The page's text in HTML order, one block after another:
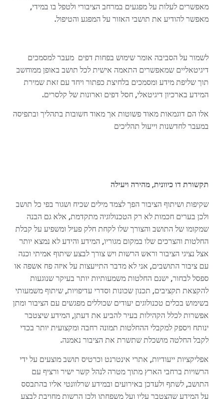
מאפשרים לעלות על מפגעים במרחב הציבורי ולטפל בו במידי,
מאפשר להודיע את תושבי האזור על המפגע והטיפול.
לשמור על הסביבה אומר שימוש בפחות דפים מעבר למסמכים
דיגיטאליים שמאפשרים התאמה אישית לכל תושב באופן ממוחשב
תוך שליפת מידע ומסמכים בלחיצת כפתור ויחד עם זאת שמירת
המידע בארכיון דיגיטאלי, חסל דפים וארונות של קלסרים.
אלו הם דוגמאות מאוד פשוטות אך מאוד חשובות בתהליך ובתפיסה
במעבר לחדשנות וייעול תהליכים
תקשורת דו כיוונית, מהירה ויעילה
שקיפות ושיתוף הציבור הפך לצמד מילים שכיח ושגור בפי כל תושב
ולכן בערים חכמות לא רק הטכנולוגיה מתקדמת, אלא גם הבנה
שמקומו של התושב והצורך שלו לקחת חלק פעיל ומשפיע על קבלת
החלטות והצרכים שלו במקום מגוריו, המידע והידע לא נמצא יותר
אצל נציגי הציבור וראש הרשות ויש צורך לבצע שיתוף אמיתי וכנה
עם ציבור התושבים, אני לא מדבר התייעצות על איזה פח אשפה או
ספסל לבחור, ישנם החלטות משמעותיות יותר בעיקר שנוגעות
להקצאת תקציבים, תכנון שכונות וסדרי עדיפויות, שיתוף משמעותי
בשימוש בכלים טכנולוגים יעודים שכוללים מפגשים עם הציבור ומתן
אפשרות לכלל הקהילות בעיר להביע את דעתן, המידע שיצטבר
ינותח ויספק למקבלי ההחלטות תמונה רחבה ומקצועית יותר בכדי
לקבל החלטה מושכלת שתשרת את הציבור נאמנה.
אפליקציות ייעודיות, אתרי אינטרנט וכרטיס תושב מוצעים על ידי
הרשויות ברחבי הארץ מתוך מטרה לנהל קשר ישיר ורציף עם
התושב, לשתף ולעדכן באירועים ובמידע שרלוונטי אליו בהתבסס
על המידע שהצטבר עליו ועל משפחתו ולכן הרשות מחויבת לבצע